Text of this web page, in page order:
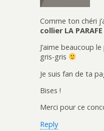
Comme ton chéri
collier LA PARAFE
J’aime beaucoup
gris-gris
Je suis fan de ta
Bises !
Merci pour ce
Reply